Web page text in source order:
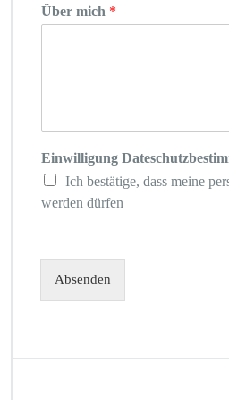
Über mich *
Einwilligung
Ich bestätige, dass meine
werden dürfen
Absenden